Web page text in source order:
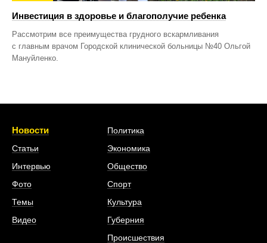
Инвестиция в здоровье и благополучие ребенка
Рассмотрим все преимущества грудного вскармливания
с главным врачом Городской клинической больницы №40 Ольгой
Мануйленко.
Новости
Статьи
Интервью
Фото
Темы
Видео
Политика
Экономика
Общество
Спорт
Культура
Губерния
Происшествия